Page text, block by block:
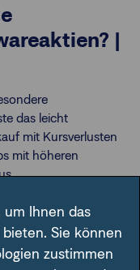
|
das leicht
mit Kursverlusten
mit höheren
2026
Ihnen das
Sie können
zustimmen